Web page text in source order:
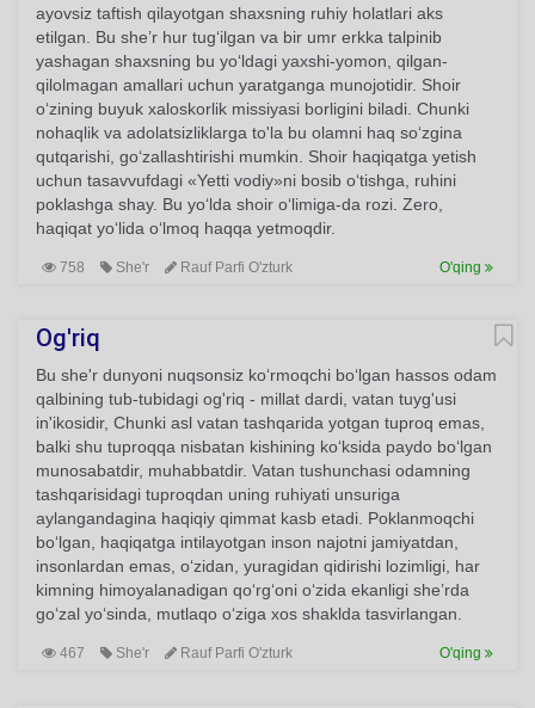
ayovsiz taftish qilayotgan shaxsning ruhiy holatlari aks
etilgan. Bu she’r hur tug‘ilgan va bir umr erkka talpinib
yashagan shaxsning bu yo‘ldagi yaxshi-yomon, qilgan-
qilolmagan amallari uchun yaratganga munojotidir. Shoir
o‘zining buyuk xaloskorlik missiyasi borligini biladi. Chunki
nohaqlik va adolatsizliklarga to'la bu olamni haq so‘zgina
qutqarishi, go‘zallashtirishi mumkin. Shoir haqiqatga yetish
uchun tasavvufdagi «Yetti vodiy»ni bosib o‘tishga, ruhini
poklashga shay. Bu yo‘lda shoir o‘limiga-da rozi. Zero,
haqiqat yo‘lida o‘lmoq haqqa yetmoqdir.
758 She'r Rauf Parfi O'zturk O'qing
Og'riq
Bu she'r dunyoni nuqsonsiz ko‘rmoqchi bo‘lgan hassos odam
qalbining tub-tubidagi og'riq - millat dardi, vatan tuyg'usi
in'ikosidir, Chunki asl vatan tashqarida yotgan tuproq emas,
balki shu tuproqqa nisbatan kishining ko‘ksida paydo bo‘lgan
munosabatdir, muhabbatdir. Vatan tushunchasi odamning
tashqarisidagi tuproqdan uning ruhiyati unsuriga
aylangandagina haqiqiy qimmat kasb etadi. Poklanmoqchi
bo‘lgan, haqiqatga intilayotgan inson najotni jamiyatdan,
insonlardan emas, o‘zidan, yuragidan qidirishi lozimligi, har
kimning himoyalanadigan qo‘rg‘oni o‘zida ekanligi she’rda
go‘zal yo‘sinda, mutlaqo o‘ziga xos shaklda tasvirlangan.
467 She'r Rauf Parfi O'zturk O'qing